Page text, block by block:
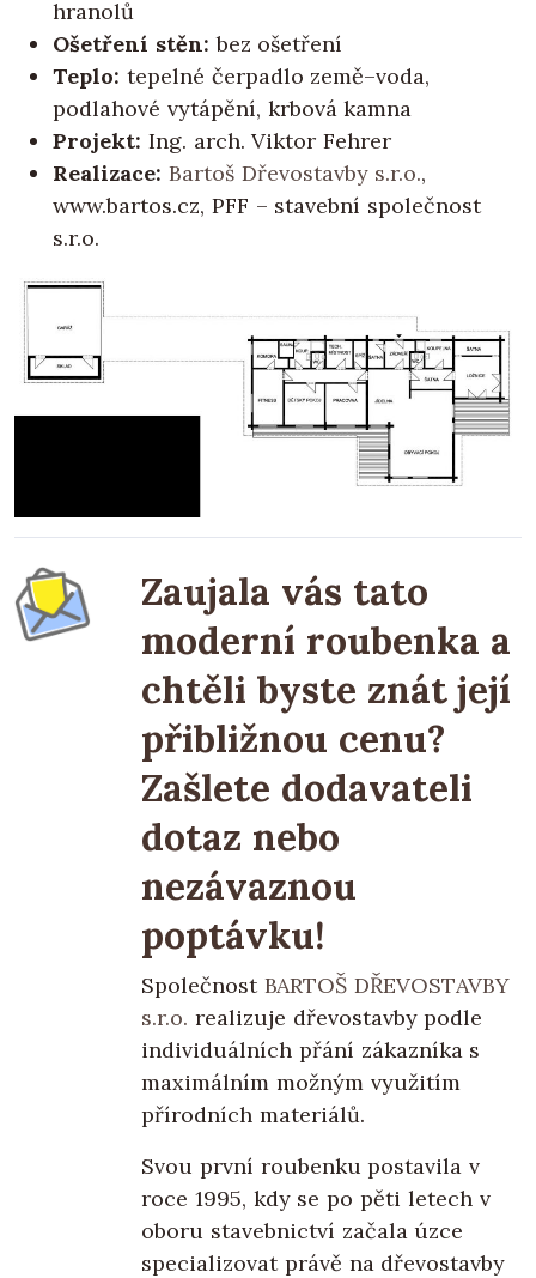
hranolů
Ošetření stěn: bez ošetření
Teplo: tepelné čerpadlo země–voda,
podlahové vytápění, krbová kamna
Projekt: Ing. arch. Viktor Fehrer
Realizace: Bartoš Dřevostavby s.r.o.,
www.bartos.cz, PFF – stavební společnost
s.r.o.
Zaujala vás tato
moderní roubenka a
chtěli byste znát její
přibližnou cenu?
Zašlete dodavateli
dotaz nebo
nezávaznou
poptávku!
Společnost BARTOŠ DŘEVOSTAVBY
s.r.o. realizuje dřevostavby podle
individuálních přání zákazníka s
maximálním možným využitím
přírodních materiálů.
Svou první roubenku postavila v
roce 1995, kdy se po pěti letech v
oboru stavebnictví začala úzce
specializovat právě na dřevostavby